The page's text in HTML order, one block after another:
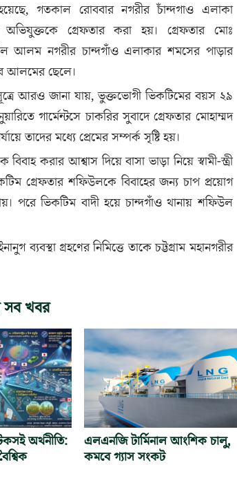
গতকাল রোববার নগরীর চাঁন্দগাও এলাকা
অভিযুক্তকে গ্রেফতার করা হয়। গ্রেফতার মোঃ
আলম নগরীর চান্দগাঁও এলাকার শমসের পাড়ার
আলমের ছেলে।
আরও জানা যায়, ভুক্তভোগী ভিকটিমের বয়স ২৯
গার্মেন্টসে চাকরির সুবাদে গ্রেফতার মোহাম্মদ
তাদের মধ্যে প্রেমের সম্পর্ক সৃষ্টি হয়।
করার আশ্বাস দিয়ে বাসা ভাড়া নিয়ে স্বামী-স্ত্রী
গ্রেফতার শফিউলকে বিবাহের জন্য চাপ প্রয়োগ
পরে ভিকটিম বাদী হয়ে চান্দগাঁও থানায় শফিউল
ব্যবস্থা গ্রহণের নিমিত্তে তাকে চট্টগ্রাম মহানগরীর
সব খবর
অর্থনীতি:
এলএনজি টার্মিনাল আংশিক চালু,
কমবে গ্যাস সংকট